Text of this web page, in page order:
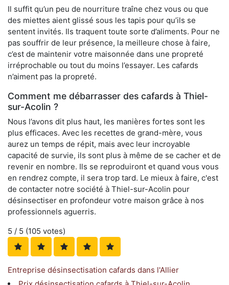
Il suffit qu’un peu de nourriture traîne chez vous ou que
des miettes aient glissé sous les tapis pour qu’ils se
sentent invités. Ils traquent toute sorte d’aliments. Pour ne
pas souffrir de leur présence, la meilleure chose à faire,
c’est de maintenir votre maisonnée dans une propreté
irréprochable ou tout du moins l’essayer. Les cafards
n’aiment pas la propreté.
Comment me débarrasser des cafards à Thiel-
sur-Acolin ?
Nous l’avons dit plus haut, les manières fortes sont les
plus efficaces. Avec les recettes de grand-mère, vous
aurez un temps de répit, mais avec leur incroyable
capacité de survie, ils sont plus à même de se cacher et de
revenir en nombre. Ils se reproduiront et quand vous vous
en rendrez compte, il sera trop tard. Le mieux à faire, c'est
de contacter notre société à Thiel-sur-Acolin pour
désinsectiser en profondeur votre maison grâce à nos
professionnels aguerris.
5 / 5 (105 votes)
Entreprise désinsectisation cafards dans l'Allier